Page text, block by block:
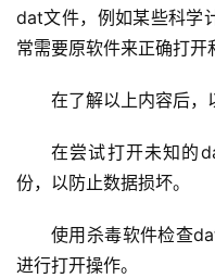
务
安
dat文件，例如某些科学
常需要原软件来正确打开
在了解以上内容后，
在尝试打开未知的
份，以防止数据损坏。
使用杀毒软件检查
进行打开操作。